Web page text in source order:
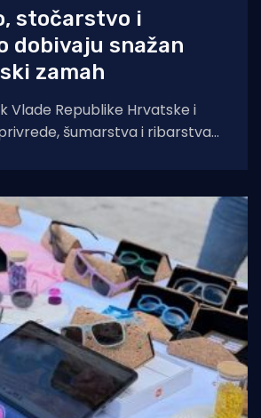
stočarstvo i
dobivaju snažan
zamah
Vlade Republike Hrvatske i
šumarstva i ribarstva